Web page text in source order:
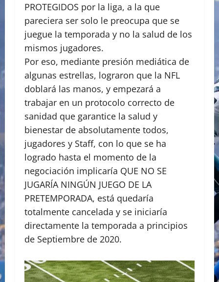
PROTEGIDOS por la liga, a la que
pareciera ser solo le preocupa que se
juegue la temporada y no la salud de los
mismos jugadores.
Por eso, mediante presión mediática de
algunas estrellas, lograron que la NFL
doblará las manos, y empezará a
trabajar en un protocolo correcto de
sanidad que garantice la salud y
bienestar de absolutamente todos,
jugadores y Staff, con lo que se ha
logrado hasta el momento de la
negociación implicaría QUE NO SE
JUGARÍA NINGÚN JUEGO DE LA
PRETEMPORADA, está quedaría
totalmente cancelada y se iniciaría
directamente la temporada a principios
de Septiembre de 2020.